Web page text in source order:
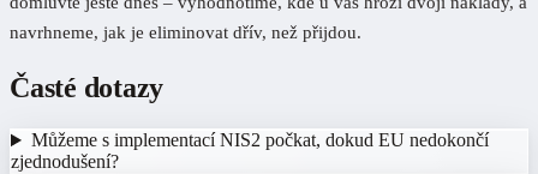
navrhneme, jak je eliminovat dřív, než přijdou.
Časté dotazy
Můžeme s implementací NIS2 počkat, dokud EU nedokončí
zjednodušení?